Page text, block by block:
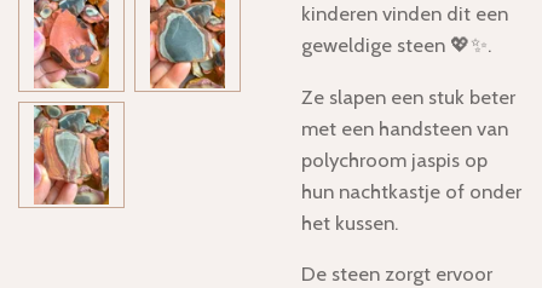
kinderen vinden dit een
geweldige steen 💖✨.
Ze slapen een stuk beter
met een handsteen van
polychroom jaspis op
hun nachtkastje of onder
het kussen.
De steen zorgt ervoor